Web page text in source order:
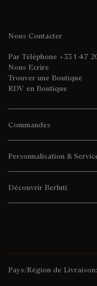
Nous Contacter
Par Téléphone +33 1 47
Nous Ecrire
Trouver une Boutique
RDV en Boutique
Commandes
Personnalisation &
Découvrir Berluti
Pays/Région de Livraison: